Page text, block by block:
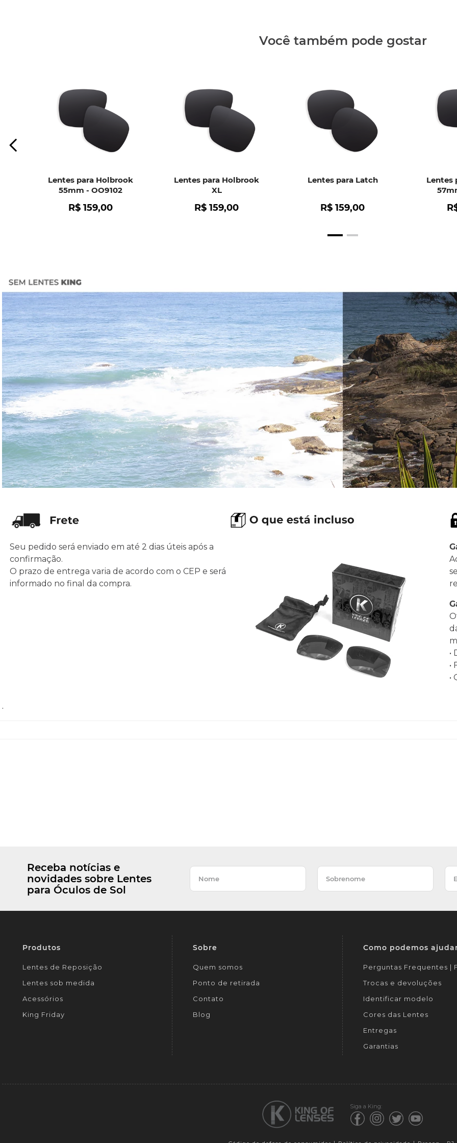
Você também pode gostar
Lentes para Holbrook
55mm - OO9102
R$ 159,00
Lentes para Holbrook
XL
R$ 159,00
Lentes para Latch
R$ 159,00
Lentes
Seu pedido será enviado em até 2 dias úteis após a
confirmação.
O prazo de entrega varia de acordo com o CEP e será
informado no final da compra.
•
•
•
.
Receba notícias e
novidades sobre Lentes
para Óculos de Sol
Produtos
Lentes de Reposição
Lentes sob medida
Acessórios
King Friday
Sobre
Quem somos
Ponto de retirada
Contato
Blog
Como podemos
Perguntas Frequentes |
Trocas e devoluções
Identificar modelo
Cores das Lentes
Entregas
Garantias
Siga a King: